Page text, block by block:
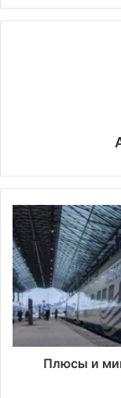
Плюсы и